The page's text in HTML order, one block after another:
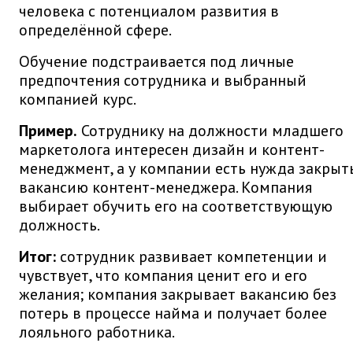
человека с потенциалом развития в
определённой сфере.
Обучение подстраивается под личные
предпочтения сотрудника и выбранный
компанией курс.
Пример. Сотруднику на должности младшего
маркетолога интересен дизайн и контент-
менеджмент, а у компании есть нужда
вакансию контент-менеджера. Компания
выбирает обучить его на соответствующую
должность.
Итог: сотрудник развивает компетенции и
чувствует, что компания ценит его и его
желания; компания закрывает вакансию без
потерь в процессе найма и получает более
лояльного работника.